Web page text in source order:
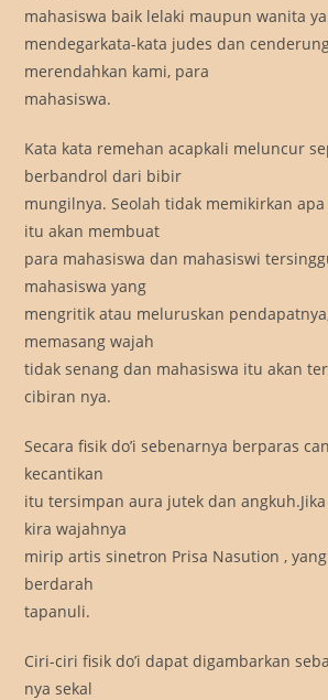
mahasiswa baik lelaki maupun wanita
mendegarkata-kata judes dan
merendahkan kami, para
mahasiswa.
Kata kata remehan acapkali meluncur
berbandrol dari bibir
mungilnya. Seolah tidak memikirkan
itu akan membuat
para mahasiswa dan mahasiswi
mahasiswa yang
mengritik atau meluruskan
memasang wajah
tidak senang dan mahasiswa itu akan
cibiran nya.
Secara fisik do’i sebenarnya berparas
kecantikan
itu tersimpan aura jutek dan
kira wajahnya
mirip artis sinetron Prisa Nasution ,
berdarah
tapanuli.
Ciri-ciri fisik do’i dapat digambarkan
nya sekal